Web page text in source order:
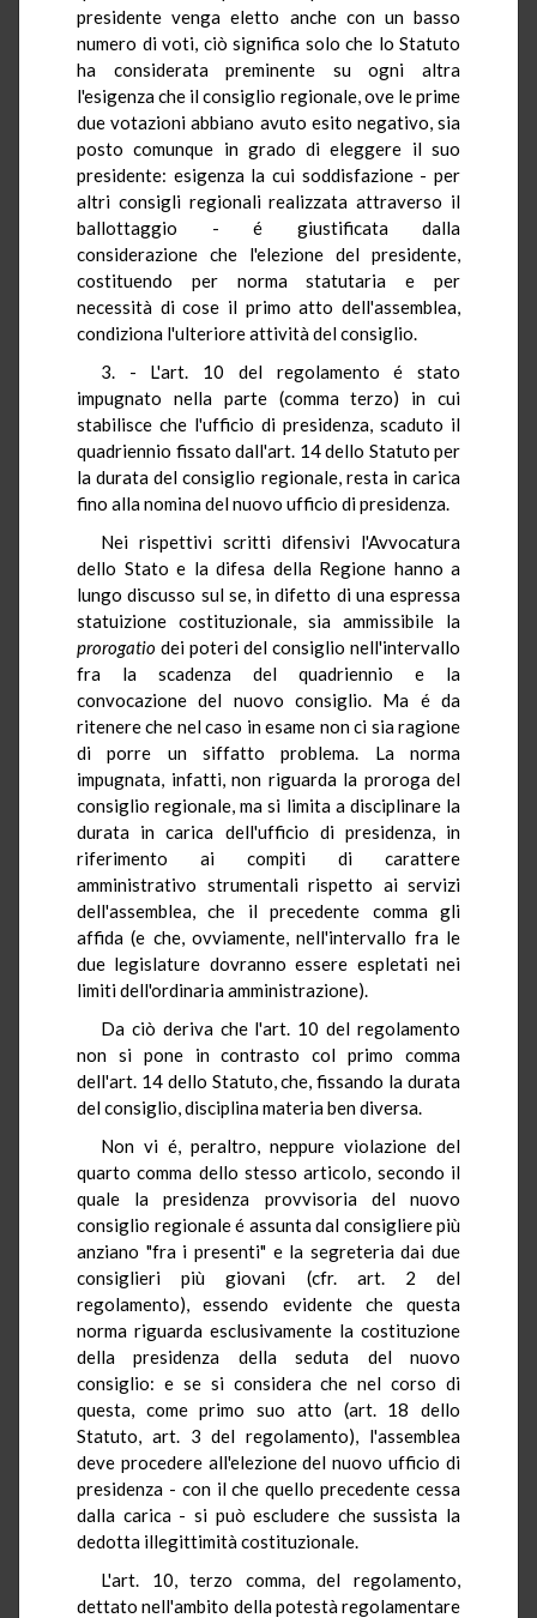
presidente venga eletto anche con un basso
numero di voti, ciò significa solo che lo Statuto
ha considerata preminente su ogni altra
l'esigenza che il consiglio regionale, ove le prime
due votazioni abbiano avuto esito negativo, sia
posto comunque in grado di eleggere il suo
presidente: esigenza la cui soddisfazione - per
altri consigli regionali realizzata attraverso il
ballottaggio - é giustificata dalla
considerazione che l'elezione del presidente,
costituendo per norma statutaria e per
necessità di cose il primo atto dell'assemblea,
condiziona l'ulteriore attività del consiglio.
3. - L'art. 10 del regolamento é stato
impugnato nella parte (comma terzo) in cui
stabilisce che l'ufficio di presidenza, scaduto il
quadriennio fissato dall'art. 14 dello Statuto per
la durata del consiglio regionale, resta in carica
fino alla nomina del nuovo ufficio di presidenza.
Nei rispettivi scritti difensivi l'Avvocatura
dello Stato e la difesa della Regione hanno a
lungo discusso sul se, in difetto di una espressa
statuizione costituzionale, sia ammissibile la
prorogatio dei poteri del consiglio nell'intervallo
fra la scadenza del quadriennio e la
convocazione del nuovo consiglio. Ma é da
ritenere che nel caso in esame non ci sia ragione
di porre un siffatto problema. La norma
impugnata, infatti, non riguarda la proroga del
consiglio regionale, ma si limita a disciplinare la
durata in carica dell'ufficio di presidenza, in
riferimento ai compiti di carattere
amministrativo strumentali rispetto ai servizi
dell'assemblea, che il precedente comma gli
affida (e che, ovviamente, nell'intervallo fra le
due legislature dovranno essere espletati nei
limiti dell'ordinaria amministrazione).
Da ciò deriva che l'art. 10 del regolamento
non si pone in contrasto col primo comma
dell'art. 14 dello Statuto, che, fissando la durata
del consiglio, disciplina materia ben diversa.
Non vi é, peraltro, neppure violazione del
quarto comma dello stesso articolo, secondo il
quale la presidenza provvisoria del nuovo
consiglio regionale é assunta dal consigliere più
anziano "fra i presenti" e la segreteria dai due
consiglieri più giovani (cfr. art. 2 del
regolamento), essendo evidente che questa
norma riguarda esclusivamente la costituzione
della presidenza della seduta del nuovo
consiglio: e se si considera che nel corso di
questa, come primo suo atto (art. 18 dello
Statuto, art. 3 del regolamento), l'assemblea
deve procedere all'elezione del nuovo ufficio di
presidenza - con il che quello precedente cessa
dalla carica - si può escludere che sussista la
dedotta illegittimità costituzionale.
L'art. 10, terzo comma, del regolamento,
dettato nell'ambito della potestà regolamentare